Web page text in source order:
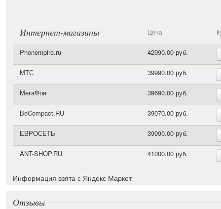
Интернет-магазины Цена
Phonempire.ru 42990.00 руб.
МТС 39990.00 руб.
МегаФон 39690.00 руб.
BeCompact.RU 39070.00 руб.
ЕВРОСЕТЬ 39990.00 руб.
ANT-SHOP.RU 41000.00 руб.
Информация взята с Яндекс Маркет
Отзывы